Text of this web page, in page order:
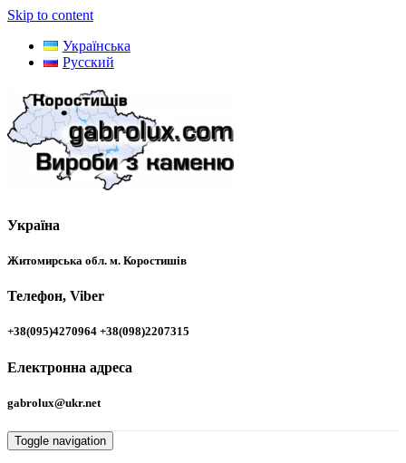
Skip to content
Українська
Русский
Україна
Житомирська обл. м. Коростишів
Телефон, Viber
+38(095)4270964 +38(098)2207315
Електронна адреса
gabrolux@ukr.net
Toggle navigation